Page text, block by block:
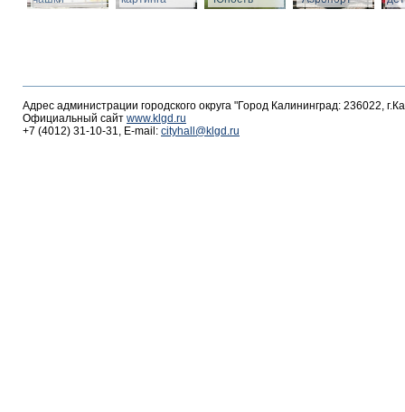
Адрес администрации городского округа "Город Калининград: 236022,
Официальный сайт www.klgd.ru
+7 (4012) 31-10-31, E-mail: cityhall@klgd.ru